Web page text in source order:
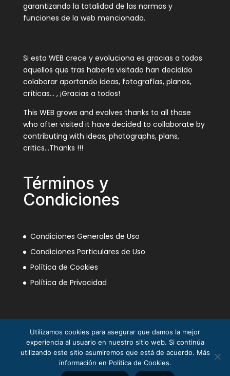
garantizando la totalidad de las normas y
funciones de la web mencionada.
Si esta WEB crece y evoluciona es gracias a todos
aquellos que tras haberla visitado han decidido
colaborar aportando ideas, fotografías, planos,
críticas… , ¡Gracias a todos!
This WEB grows and evolves thanks to all those
who after visited it have decided to collaborate by
contributing with ideas, photographs, plans,
critics…Thanks !!!
Términos y
Condiciones
Condiciones Generales de Uso
Condiciones Particulares de Uso
Política de Cookies
Política de Privacidad
La Mili en el Sáhara ® Juan Piqueras 2003-2013
Utilizamos cookies para asegurar que damos la mejor
experiencia al usuario en nuestro sitio web. Si continúa
utilizando este sitio asumiremos que está de acuerdo. Más
información en Política de Cookies.